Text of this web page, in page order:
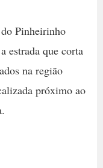
Pinheirinho
estrada que corta
na região
próximo ao